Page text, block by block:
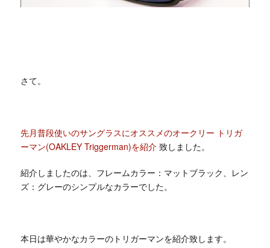
さて。
先月普段使いのサングラスにオススメのオークリー トリガ
ーマン(OAKLEY Triggerman)を紹介致しました。
紹介しましたのは、フレームカラー：マットブラック、レン
ズ：グレーのシンプルなカラーでした。
本日は華やかなカラーのトリガーマンを紹介致します。